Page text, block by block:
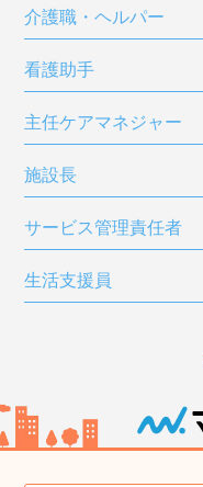
介護職・ヘルパー
看護助手
主任ケアマネジャー
施設長
サービス管理責任者
生活支援員